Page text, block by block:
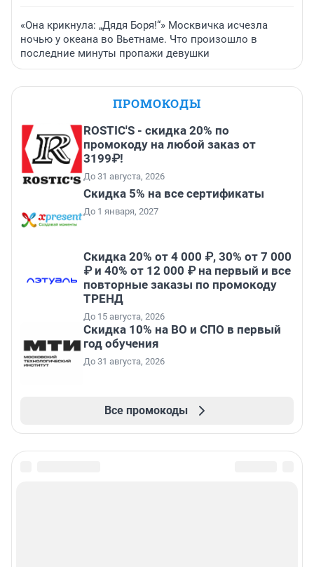
«Она крикнула: „Дядя Боря!“» Москвичка исчезла
ночью у океана во Вьетнаме. Что произошло в
последние минуты пропажи девушки
ПРОМОКОДЫ
ROSTIC'S - скидка 20% по
промокоду на любой заказ от
3199₽!
До 31 августа, 2026
Скидка 5% на все сертификаты
До 1 января, 2027
Скидка 20% от 4 000 ₽, 30% от 7 000
₽ и 40% от 12 000 ₽ на первый и все
повторные заказы по промокоду
ТРЕНД
До 15 августа, 2026
Скидка 10% на ВО и СПО в первый
год обучения
До 31 августа, 2026
Все промокоды